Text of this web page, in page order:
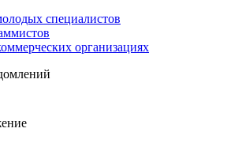
специалистов
организациях